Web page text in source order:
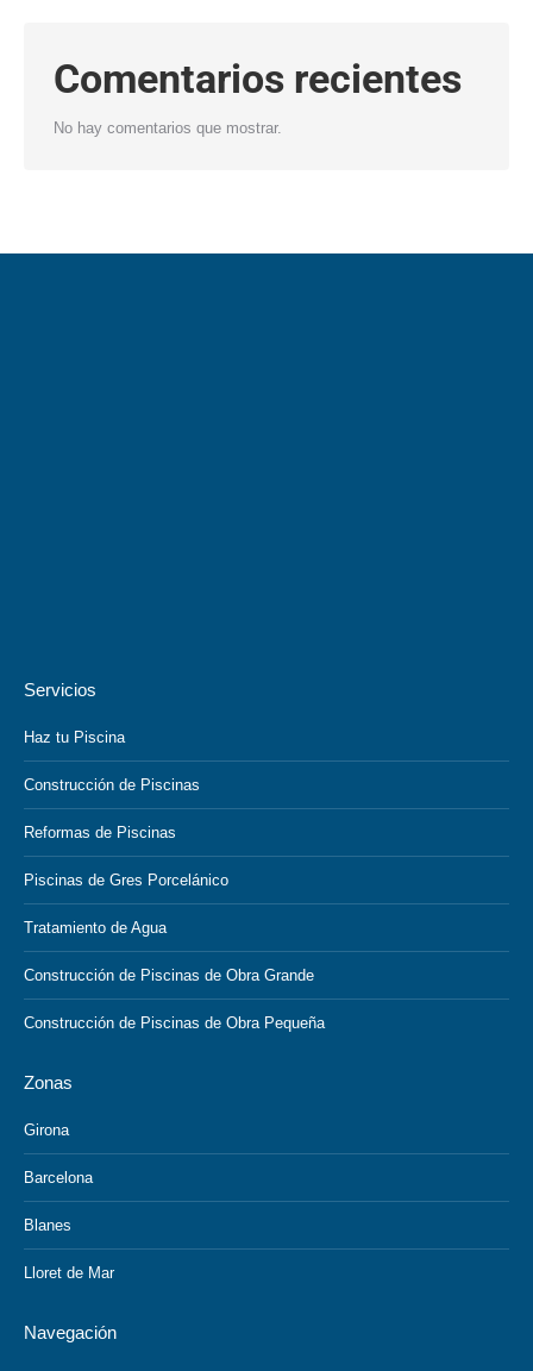
Comentarios recientes
No hay comentarios que mostrar.
Servicios
Haz tu Piscina
Construcción de Piscinas
Reformas de Piscinas
Piscinas de Gres Porcelánico
Tratamiento de Agua
Construcción de Piscinas de Obra Grande
Construcción de Piscinas de Obra Pequeña
Zonas
Girona
Barcelona
Blanes
Lloret de Mar
Navegación